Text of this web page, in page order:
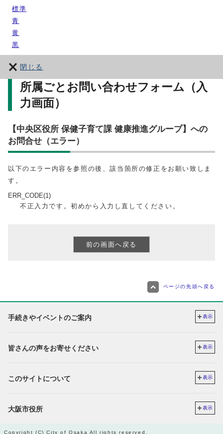
標準
青
黄
黒
閉じる
所属ごとお問い合わせフォーム（入
力画面）
【中央区役所 保健子育て課 健康推進グループ】への
お問合せ（エラー）
以下のエラー内容を参照の後、該当箇所の修正をお願い致しま
す。
ERR_CODE(1)
不正入力です。初めから入力し直してください。
ページの先頭へ戻る
手続きやイベントのご案内 表示
皆さんの声をお寄せください 表示
このサイトについて 表示
大阪市役所 表示
Copyright (C) City of Osaka All rights reserved.